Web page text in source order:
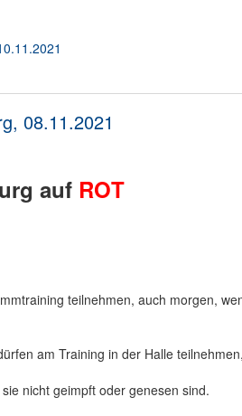
08.11.2021
auf ROT
teilnehmen, auch morgen,
am Training in der Halle
nicht geimpft oder genesen sind.